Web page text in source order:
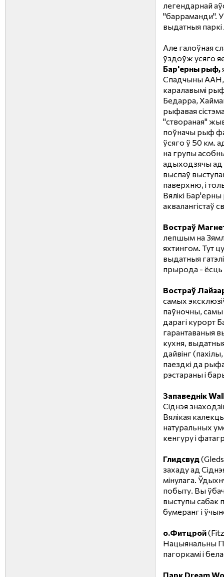
легендарнай
"барраманди".
выдатныя
Але галоўная
ўздоўж усяго
Бар'ерны рыф,
Спадчыны ААН,
каралавымі
Бедарра,
рыфавая
"створаная"
поўначы рыф
ўсяго ў 50 км.
на групы
адыходзячы ад
выспаў
паверхню, і
Вялікі
аквалангістаў
Востраў
лепшым на
яхтингом. Тут
выдатныя
прырода - ёсць
Востраў
самых
паўночны, самы
дарагі курорт
гарантаваныя
кухня,
дайвінг
паездкі да
рэстараны і
Запаведнік
Сіднэя
Вялікая
натуральных
кенгуру і
Глидсвуд
захаду ад
мінулага.
побыту. Вы
выступы сабак
бумеранг і
о.Фитцрой
Нацыянальны
пагоркамі і
Парк Dream